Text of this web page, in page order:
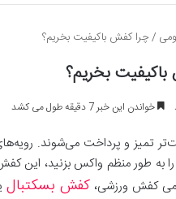
/چرا کفش باکیفیت بخریم؟
بخریم؟
خواندن این خبر 7 دقیقه طول می کشد
تمیز و پرداخت می‌شوند.
به طور منظم واکس بزنید، این
کفش ورزشی،کفش بسکتبال